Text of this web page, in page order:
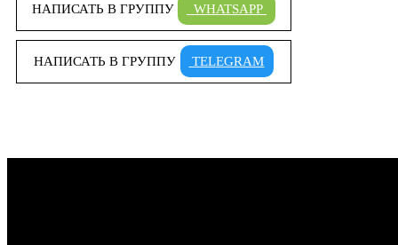
НАПИСАТЬ В ГРУППУ WHATSAPP
НАПИСАТЬ В ГРУППУ TELEGRAM